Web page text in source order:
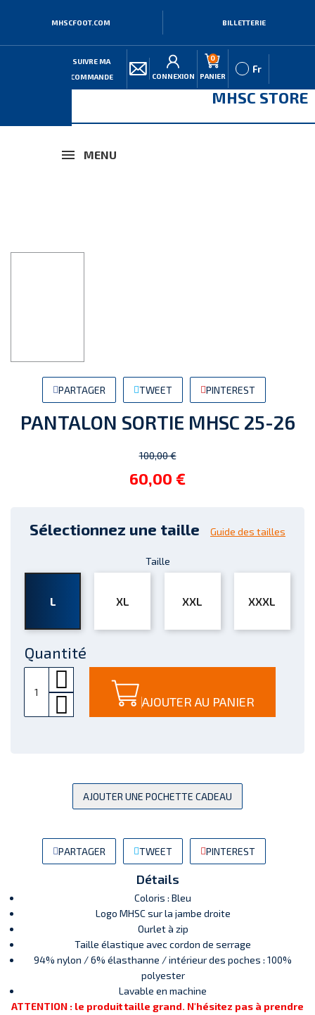
MHSCFOOT.COM BILLETTERIE
SUIVRE MA
COMMANDE
CONNEXION
0
PANIER
Fr
MHSC STORE
MENU
PARTAGER TWEET PINTEREST
PANTALON SORTIE MHSC 25-26
100,00 €
60,00 €
Sélectionnez une taille Guide des tailles
Taille
L XL XXL XXXL
Quantité
AJOUTER AU PANIER
AJOUTER UNE POCHETTE CADEAU
PARTAGER TWEET PINTEREST
Détails
Coloris : Bleu
Logo MHSC sur la jambe droite
Ourlet à zip
Taille élastique avec cordon de serrage
94% nylon / 6% élasthanne / intérieur des poches : 100%
polyester
Lavable en machine
ATTENTION : le produit taille grand. N'hésitez pas à prendre